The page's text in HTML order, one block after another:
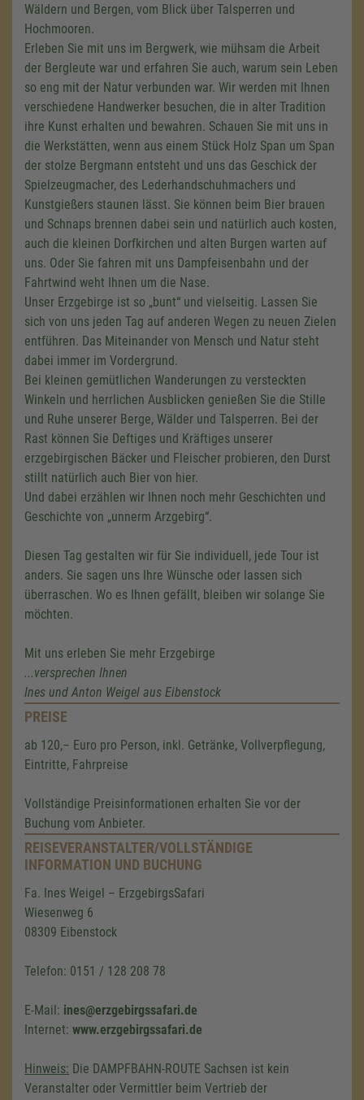
Wäldern und Bergen, vom Blick über Talsperren und
Hochmooren.
Erleben Sie mit uns im Bergwerk, wie mühsam die Arbeit
der Bergleute war und erfahren Sie auch, warum sein Leben
so eng mit der Natur verbunden war. Wir werden mit Ihnen
verschiedene Handwerker besuchen, die in alter Tradition
ihre Kunst erhalten und bewahren. Schauen Sie mit uns in
die Werkstätten, wenn aus einem Stück Holz Span um Span
der stolze Bergmann entsteht und uns das Geschick der
Spielzeugmacher, des Lederhandschuhmachers und
Kunstgießers staunen lässt. Sie können beim Bier brauen
und Schnaps brennen dabei sein und natürlich auch kosten,
auch die kleinen Dorfkirchen und alten Burgen warten auf
uns. Oder Sie fahren mit uns Dampfeisenbahn und der
Fahrtwind weht Ihnen um die Nase.
Unser Erzgebirge ist so „bunt“ und vielseitig. Lassen Sie
sich von uns jeden Tag auf anderen Wegen zu neuen Zielen
entführen. Das Miteinander von Mensch und Natur steht
dabei immer im Vordergrund.
Bei kleinen gemütlichen Wanderungen zu versteckten
Winkeln und herrlichen Ausblicken genießen Sie die Stille
und Ruhe unserer Berge, Wälder und Talsperren. Bei der
Rast können Sie Deftiges und Kräftiges unserer
erzgebirgischen Bäcker und Fleischer probieren, den Durst
stillt natürlich auch Bier von hier.
Und dabei erzählen wir Ihnen noch mehr Geschichten und
Geschichte von „unnerm Arzgebirg“.
Diesen Tag gestalten wir für Sie individuell, jede Tour ist
anders. Sie sagen uns Ihre Wünsche oder lassen sich
überraschen. Wo es Ihnen gefällt, bleiben wir solange Sie
möchten.
Mit uns erleben Sie mehr Erzgebirge
...versprechen Ihnen
Ines und Anton Weigel aus Eibenstock
PREISE
ab 120,– Euro pro Person, inkl. Getränke, Vollverpflegung,
Eintritte, Fahrpreise
Vollständige Preisinformationen erhalten Sie vor der
Buchung vom Anbieter.
REISEVERANSTALTER/VOLLSTÄNDIGE
INFORMATION UND BUCHUNG
Fa. Ines Weigel – ErzgebirgsSafari
Wiesenweg 6
08309 Eibenstock
Telefon: 0151 / 128 208 78
E-Mail: ines@erzgebirgssafari.de
Internet: www.erzgebirgssafari.de
Hinweis: Die DAMPFBAHN-ROUTE Sachsen ist kein
Veranstalter oder Vermittler beim Vertrieb der